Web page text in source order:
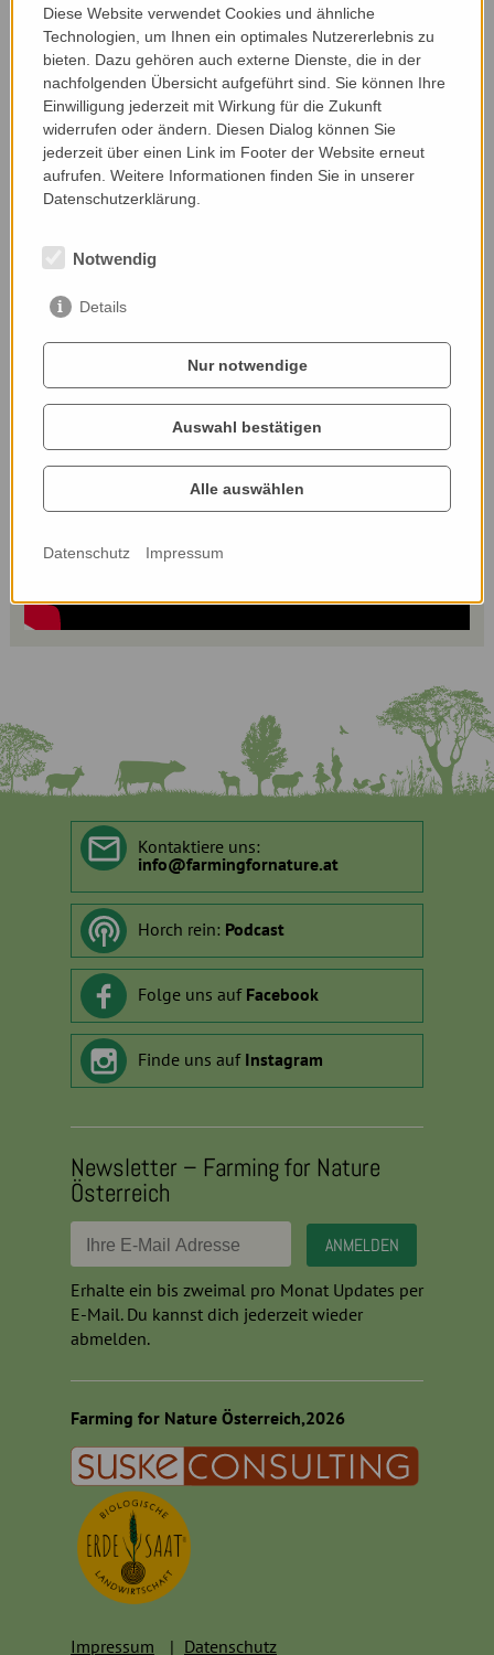
welche Herausforderungen es für
Quereinsteiger*innen gibt und wie man sie
bewältigen kann.
... ZUM NACHHÖREN
Kontaktiere uns:
info@farmingfornature.at
Horch rein: Podcast
Folge uns auf Facebook
Finde uns auf Instagram
Newsletter – Farming for Nature
Österreich
Erhalte ein bis zweimal pro Monat Updates per
E-Mail. Du kannst dich jederzeit wieder
abmelden.
Farming for Nature Österreich,2026
Impressum Datenschutz
Diese Website verwendet Cookies und ähnliche
Technologien, um Ihnen ein optimales Nutzererlebnis zu
bieten. Dazu gehören auch externe Dienste, die in der
nachfolgenden Übersicht aufgeführt sind. Sie können Ihre
Einwilligung jederzeit mit Wirkung für die Zukunft
widerrufen oder ändern. Diesen Dialog können Sie
jederzeit über einen Link im Footer der Website erneut
aufrufen. Weitere Informationen finden Sie in unserer
Datenschutzerklärung.
Notwendig
Details
Nur notwendige
Auswahl bestätigen
Alle auswählen
Datenschutz Impressum